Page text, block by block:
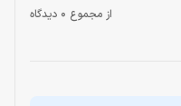
از مجموع 0 دیدگاه